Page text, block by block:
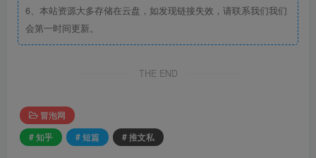
6、本站资源大多存储在云盘，如发现链接失效，请联系我们我们
会第一时间更新。
THE END
冒泡网
# 知乎
# 短篇 # 推文私